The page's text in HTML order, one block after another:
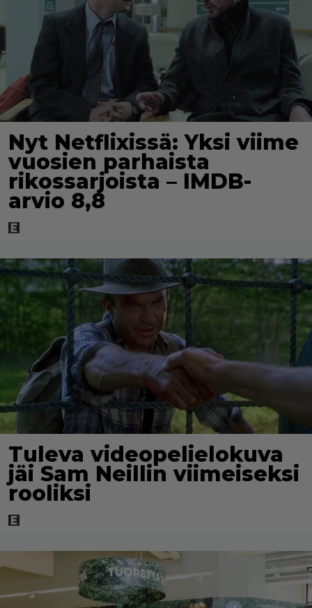
Nyt Netflixissä: Yksi viime
vuosien parhaista
rikossarjoista – IMDB-
arvio 8,8
Tuleva videopelielokuva
jäi Sam Neillin viimeiseksi
rooliksi